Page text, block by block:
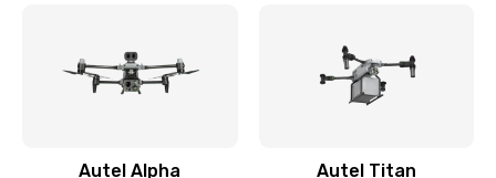
Autel Alpha Autel Titan